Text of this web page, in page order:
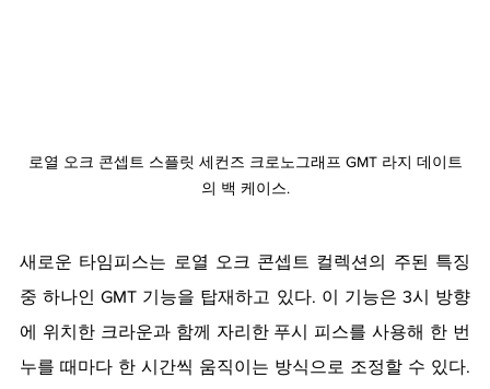
로열 오크 콘셉트 스플릿 세컨즈 크로노그래프 GMT 라지 데이트
의 백 케이스.
새로운 타임피스는 로열 오크 콘셉트 컬렉션의 주된 특징
중 하나인 GMT 기능을 탑재하고 있다. 이 기능은 3시 방향
에 위치한 크라운과 함께 자리한 푸시 피스를 사용해 한 번
누를 때마다 한 시간씩 움직이는 방식으로 조정할 수 있다.